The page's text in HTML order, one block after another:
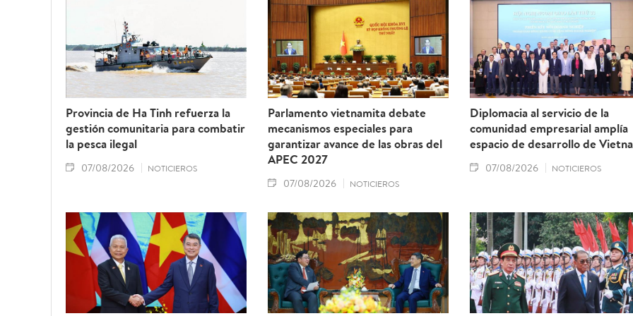
Provincia de Ha Tinh refuerza la
gestión comunitaria para combatir
la pesca ilegal
07/08/2026 NOTICIEROS
Parlamento vietnamita debate
mecanismos especiales para
garantizar avance de las obras del
APEC 2027
07/08/2026 NOTICIEROS
Diplomacia al servicio de la
comunidad empresarial amplía
espacio de desarrollo de
07/08/2026 NOTICIEROS